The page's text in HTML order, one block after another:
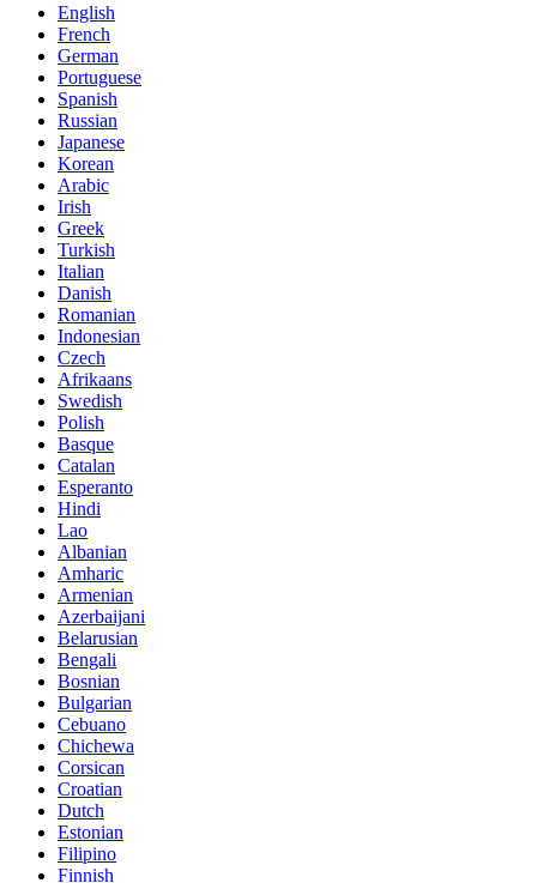
English
French
German
Portuguese
Spanish
Russian
Japanese
Korean
Arabic
Irish
Greek
Turkish
Italian
Danish
Romanian
Indonesian
Czech
Afrikaans
Swedish
Polish
Basque
Catalan
Esperanto
Hindi
Lao
Albanian
Amharic
Armenian
Azerbaijani
Belarusian
Bengali
Bosnian
Bulgarian
Cebuano
Chichewa
Corsican
Croatian
Dutch
Estonian
Filipino
Finnish